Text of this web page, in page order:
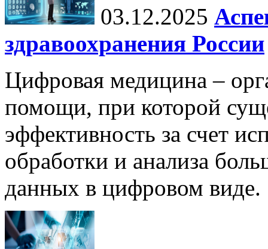
03.12.2025
здравоохранения России
Цифровая медицина –
помощи, при которой
эффективность за счет
обработки и анализа
данных в цифровом виде.